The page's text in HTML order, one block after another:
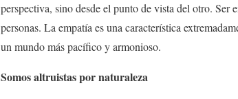
perspectiva, sino desde el punto de vista del otro.
personas. La empatía es una característica
un mundo más pacífico y armonioso.
Somos altruistas por naturaleza